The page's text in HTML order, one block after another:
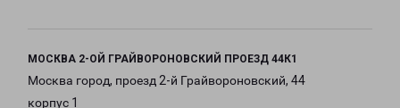
МОСКВА 2-ОЙ ГРАЙВОРОНОВСКИЙ ПРОЕЗД 44К1
Москва город, проезд 2-й Грайвороновский, 44
корпус 1